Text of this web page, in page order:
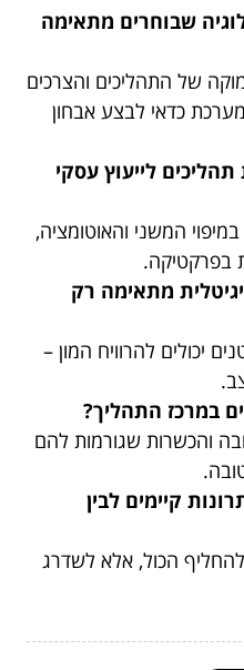
שבוחרים מתאימה
של התהליכים והצרכים
כדאי לבצע אבחון
לייעוץ עסקי
המשני והאוטומציה,
בפרקטיקה.
מתאימה רק
יכולים להרוויח המון –
במרכז התהליך?
והכשרות שגורמות להם
קיימים לבין
הכול, אלא לשדרג